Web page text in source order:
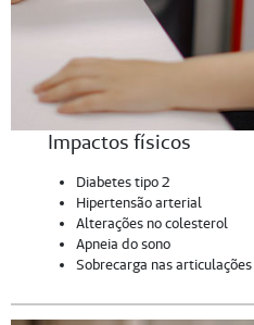
Impactos físicos
Diabetes tipo 2
Hipertensão arterial
Alterações no colesterol
Apneia do sono
Sobrecarga nas articulações